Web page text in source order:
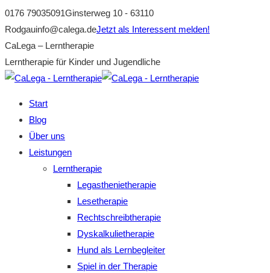
Zum
Inhalt
springen
0176 79035091Ginsterweg 10 - 63110
Rodgauinfo@calega.deJetzt als Interessent melden!
Facebook
page
opens
window
CaLega – Lerntherapie
Lerntherapie für Kinder und Jugendliche
Start
Blog
Über uns
Leistungen
Lerntherapie
Legasthenietherapie
Lesetherapie
Rechtschreibtherapie
Dyskalkulietherapie
Hund als Lernbegleiter
Spiel in der Therapie